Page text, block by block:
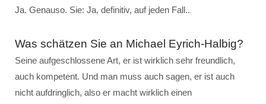
Ja. Genauso. Sie: Ja, definitiv, auf jeden Fall..
Was schätzen Sie an Michael Eyrich-Halbig?
Seine aufgeschlossene Art, er ist wirklich sehr freundlich,
auch kompetent. Und man muss auch sagen, er ist auch
nicht aufdringlich, also er macht wirklich einen